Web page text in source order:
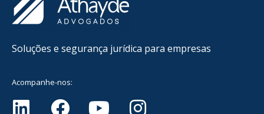
Soluções e segurança jurídica para empresas
Acompanhe-nos: